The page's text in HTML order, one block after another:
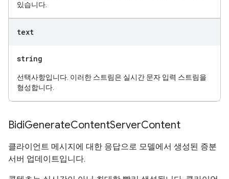
있습니다.
text
string
선택사항입니다. 이러한 스트림은 실시간 문자 입력 스트림을
형성합니다.
BidiGenerateContentServerContent
클라이언트 메시지에 대한 응답으로 모델에서 생성된 증분
서버 업데이트입니다.